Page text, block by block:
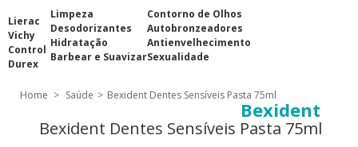
Lierac
Vichy
Control
Durex
Limpeza
Desodorizantes
Hidratação
Barbear e Suavizar
Contorno de Olhos
Autobronzeadores
Antienvelhecimento
Sexualidade
Home > Saúde > Bexident Dentes Sensíveis Pasta 75ml
Bexident
Bexident Dentes Sensíveis Pasta 75ml